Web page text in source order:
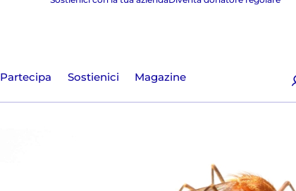
Partecipa Sostienici Magazine